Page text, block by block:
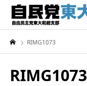
RIMG1073
RIMG1073